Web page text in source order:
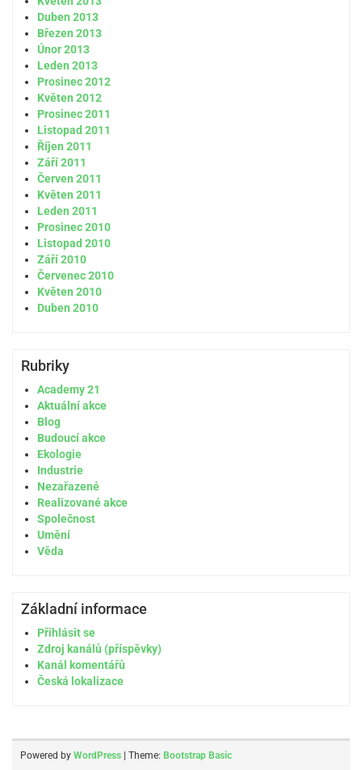
Duben 2013
Březen 2013
Únor 2013
Leden 2013
Prosinec 2012
Květen 2012
Prosinec 2011
Listopad 2011
Říjen 2011
Září 2011
Červen 2011
Květen 2011
Leden 2011
Prosinec 2010
Listopad 2010
Září 2010
Červenec 2010
Květen 2010
Duben 2010
Rubriky
Academy 21
Aktuální akce
Blog
Budoucí akce
Ekologie
Industrie
Nezařazené
Realizované akce
Společnost
Umění
Věda
Základní informace
Přihlásit se
Zdroj kanálů (příspěvky)
Kanál komentářů
Česká lokalizace
Powered by WordPress | Theme: Bootstrap Basic